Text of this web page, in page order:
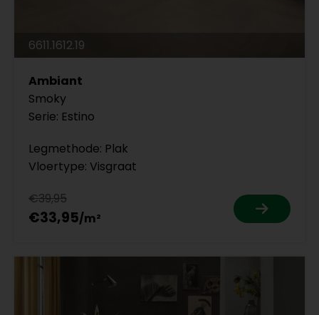
6611.1612.19
Ambiant
Smoky
Serie: Estino
Legmethode: Plak
Vloertype: Visgraat
€39,95
€33,95